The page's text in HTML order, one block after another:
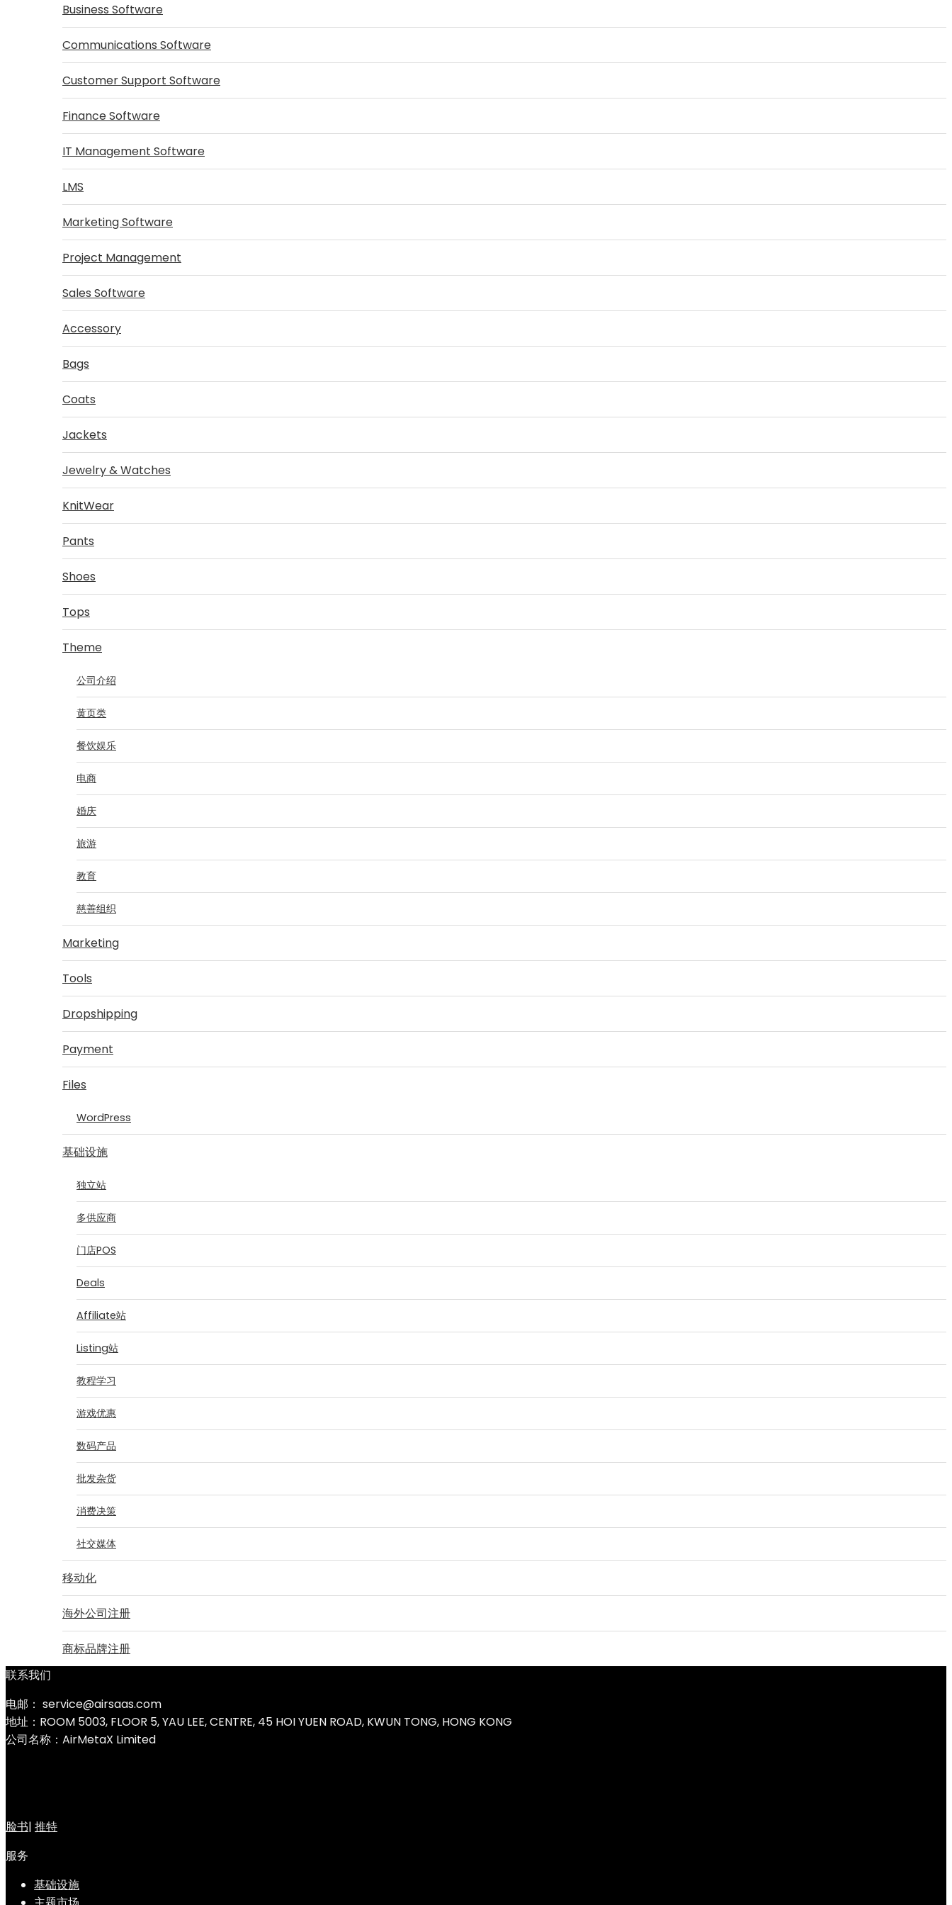
Business Software
Communications Software
Customer Support Software
Finance Software
IT Management Software
LMS
Marketing Software
Project Management
Sales Software
Accessory
Bags
Coats
Jackets
Jewelry & Watches
KnitWear
Pants
Shoes
Tops
Theme
公司介绍
黄页类
餐饮娱乐
电商
婚庆
旅游
教育
慈善组织
Marketing
Tools
Dropshipping
Payment
Files
WordPress
基础设施
独立站
多供应商
门店POS
Deals
Affiliate站
Listing站
教程学习
游戏优惠
数码产品
批发杂货
消费决策
社交媒体
移动化
海外公司注册
商标品牌注册
联系我们
电邮： service@airsaas.com
地址：ROOM 5003, FLOOR 5, YAU LEE, CENTRE, 45 HOI YUEN ROAD, KWUN TONG, HONG KONG
公司名称：AirMetaX Limited
脸书| 推特
服务
基础设施